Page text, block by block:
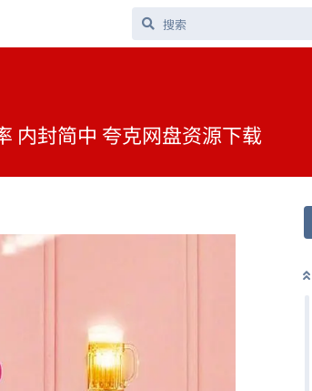
内封简中 夸克网盘资源下载